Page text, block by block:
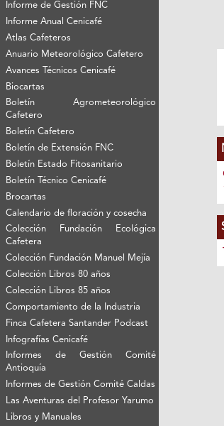
Informe de Gestión FNC
Informe Anual Cenicafé
Atlas Cafeteros
Anuario Meteorológico Cafetero
Avances Técnicos Cenicafé
Biocartas
Boletín Agrometeorológico
Cafetero
Boletín Cafetero
Boletín de Extensión FNC
Boletín Estado Fitosanitario
Boletín Técnico Cenicafé
Brocartas
Calendario de floración y cosecha
Colección Fundación Ecológica
Cafetera
Colección Fundación Manuel Mejía
Colección Libros 80 años
Colección Libros 85 años
Comportamiento de la Industria
Finca Cafetera Santander Podcast
Infografías Cenicafé
Informes de Gestión Comité
Antioquía
Informes de Gestión Comité Caldas
Las Aventuras del Profesor Yarumo
Libros y Manuales